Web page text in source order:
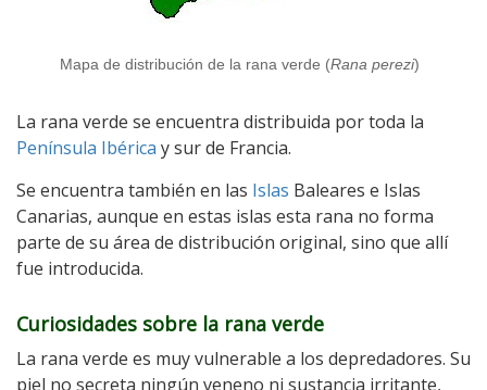
Mapa de distribución de la rana verde (Rana perezi)
La rana verde se encuentra distribuida por toda la
Península Ibérica y sur de Francia.
Se encuentra también en las Islas Baleares e Islas
Canarias, aunque en estas islas esta rana no forma
parte de su área de distribución original, sino que allí
fue introducida.
Curiosidades sobre la rana verde
La rana verde es muy vulnerable a los depredadores. Su
piel no secreta ningún veneno ni sustancia irritante,